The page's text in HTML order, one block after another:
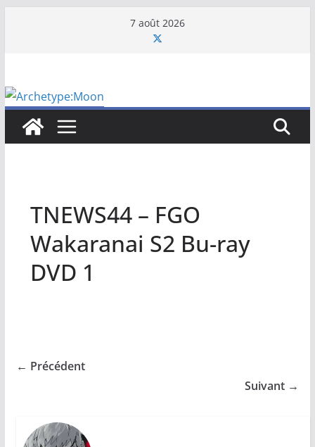
7 août 2026
TNEWS44 – FGO
Wakaranai S2 Bu-ray
DVD 1
← Précédent
Suivant →